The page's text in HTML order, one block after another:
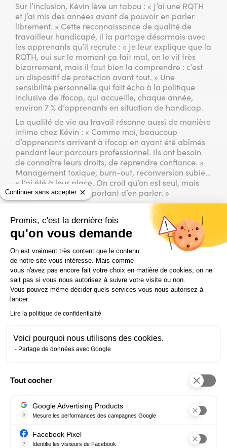
Continuer sans accepter
Promis, c'est la dernière fois
qu'on vous demande
Plateforme de Gestion du
On est vraiment très content que le contenu
de notre site vous intéresse. Mais comme
vous n'avez pas encore fait votre choix en matière de cookies, on ne
sait pas si vous nous autorisez à suivre votre visite ou non.
Vous pouvez même décider quels services vous nous autorisez à
lancer.
Lire la politique de confidentialité
Voici pourquoi nous utilisons des cookies.
Partage de données avec Google
Tout cocher
?
Google Advertising Products
Mesure les performances des campagnes Google
?
Facebook Pixel
Identifie les visiteurs de Facebook
Sur l’inclusion, Kévin lève un tabou : « J’ai une RQTH
et j’ai mis des années avant de pouvoir en parler
librement. » Cette reconnaissance de qualité de
travailleur handicapé, il la partage désormais avec
les apprenants qu’il recrute : « Je leur explique que la
RQTH, oui sur le moment ça fait mal, on le vit très
bizarrement, mais il faut bien la comprendre : c’est
un dispositif de protection avant tout. » Une
sensibilité personnelle qui fait écho à la politique
inclusive de ifocop, qui accueille, chaque année,
environ 7 % d’apprenants en situation de handicap.
La qualité de vie au travail résonne aussi de manière
intime chez Kévin : « Comme moi, beaucoup
d’apprenants arrivent à ifocop en ayant été abîmés
pendant leur parcours professionnel. Ils ont besoin
de connaître leurs droits, de reprendre confiance. »
Management toxique, burn-out, reconversion subie…
« J’ai été à leur place. On croit qu’on est seul, mais
pas du tout ! C’est important d’en parler. »
Quant à l’écologie, Kévin la conçoit comme un enjeu
collectif incontournable : « Ce n’est pas un enjeu
individuel. C’est simple : on n’a pas le choix si on veut
pouvoir continuer à vivre sur cette planète ! »
Construire la RSE de demain
Après le succès de la semaine de la RSE, Kévin voit
prochaine », glisse-t-il, alors que déjà, il imagine des
déclinaisons autour des semaines pour l’emploi des
faire ! »
une méthode simple : s’informer, vulgariser, agir. «
Vouloir, c’est bien. Mais il faut vite passer à l’action. »
Au fond, l’histoire de Kévin illustre ainsi une vérité
simple : la RSE n’est pas qu’un cadre théorique, une